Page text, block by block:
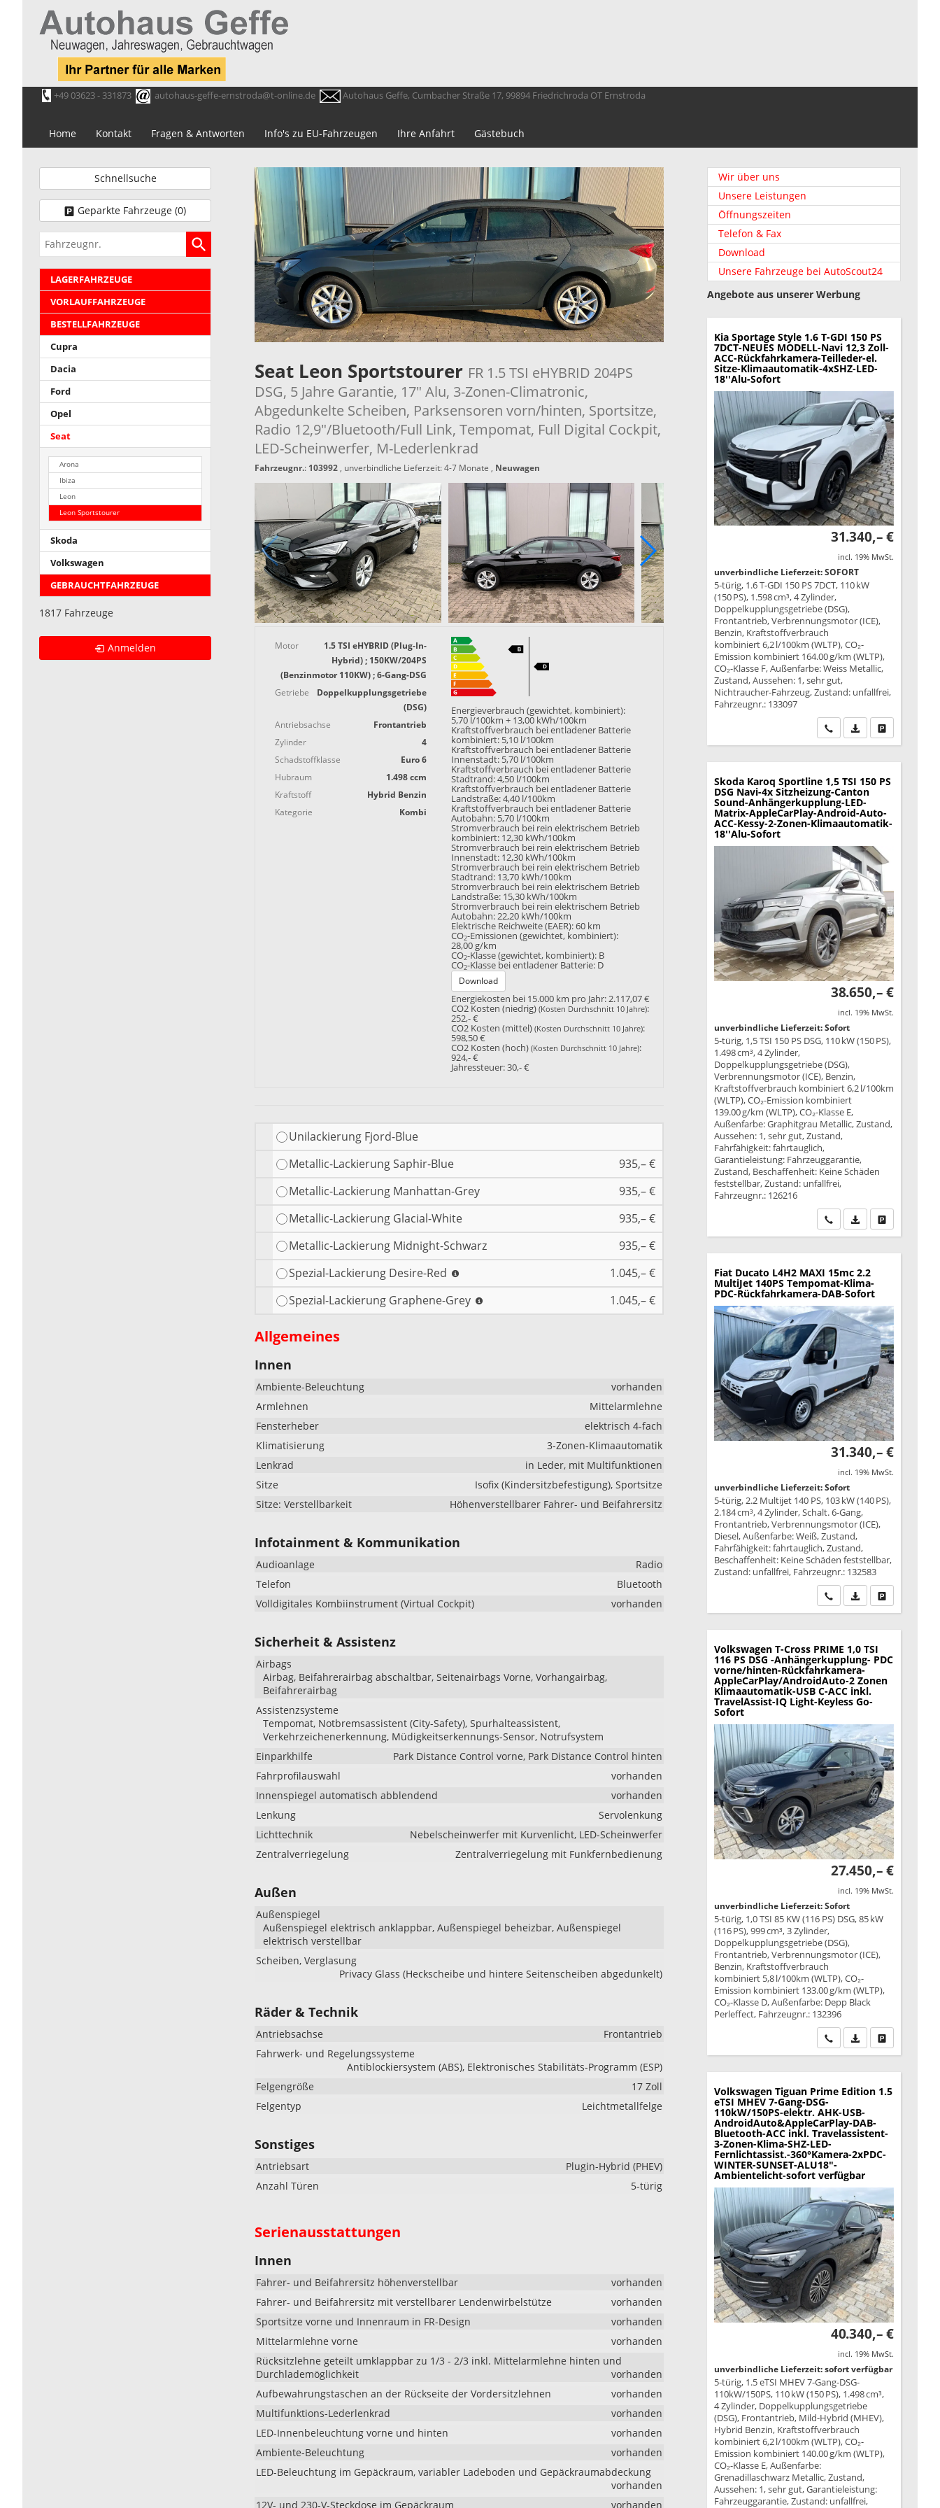
+49 03623 - 331873 autohaus-geffe-ernstroda@t-online.de Autohaus Geffe, Cumbacher Straße 17, 99894 Friedrichroda OT Ernstroda
Home Kontakt Fragen & Antworten Info's zu EU-Fahrzeugen Ihre Anfahrt Gästebuch
Seat Leon Sportstourer FR 1.5 TSI eHYBRID 204PS
DSG, 5 Jahre Garantie, 17" Alu, 3-Zonen-Climatronic,
Abgedunkelte Scheiben, Parksensoren vorn/hinten, Sportsitze,
Radio 12,9"/Bluetooth/Full Link, Tempomat, Full Digital Cockpit,
LED-Scheinwerfer, M-Lederlenkrad
Fahrzeugnr.: 103992, unverbindliche Lieferzeit: 4-7 Monate , Neuwagen
Motor
1.5 TSI eHYBRID (Plug-In-
Hybrid) ; 150KW/204PS
(Benzinmotor 110KW) ; 6-Gang-DSG
Getriebe
Doppelkupplungsgetriebe
(DSG)
Antriebsachse
Frontantrieb
Zylinder
4
Schadstoffklasse
Euro 6
Hubraum
1.498 ccm
Kraftstoff
Hybrid Benzin
Kategorie
Kombi
Energieverbrauch (gewichtet, kombiniert):
5,70 l/100km + 13,00 kWh/100km
Kraftstoffverbrauch bei entladener Batterie
kombiniert: 5,10 l/100km
Kraftstoffverbrauch bei entladener Batterie
Innenstadt: 5,70 l/100km
Kraftstoffverbrauch bei entladener Batterie
Stadtrand: 4,50 l/100km
Kraftstoffverbrauch bei entladener Batterie
Landstraße: 4,40 l/100km
Kraftstoffverbrauch bei entladener Batterie
Autobahn: 5,70 l/100km
Stromverbrauch bei rein elektrischem Betrieb
kombiniert: 12,30 kWh/100km
Stromverbrauch bei rein elektrischem Betrieb
Innenstadt: 12,30 kWh/100km
Stromverbrauch bei rein elektrischem Betrieb
Stadtrand: 13,70 kWh/100km
Stromverbrauch bei rein elektrischem Betrieb
Landstraße: 15,30 kWh/100km
Stromverbrauch bei rein elektrischem Betrieb
Autobahn: 22,20 kWh/100km
Elektrische Reichweite (EAER): 60 km
CO2-Emissionen (gewichtet, kombiniert):
28,00 g/km
CO2-Klasse (gewichtet, kombiniert): B
CO2-Klasse bei entladener Batterie: D
Download
Energiekosten bei 15.000 km pro Jahr: 2.117,07 €
CO2 Kosten (niedrig)(Kosten Durchschnitt 10 Jahre):
252,- €
CO2 Kosten (mittel)(Kosten Durchschnitt 10 Jahre):
598,50 €
CO2 Kosten (hoch)(Kosten Durchschnitt 10 Jahre):
924,- €
Jahressteuer: 30,- €
Unilackierung Fjord-Blue
Metallic-Lackierung Saphir-Blue
935,– €
Metallic-Lackierung Manhattan-Grey
935,– €
Metallic-Lackierung Glacial-White
935,– €
Metallic-Lackierung Midnight-Schwarz
935,– €
Spezial-Lackierung Desire-Red
1.045,– €
Spezial-Lackierung Graphene-Grey
1.045,– €
Allgemeines
Innen
Ambiente-Beleuchtung
vorhanden
Armlehnen
Mittelarmlehne
Fensterheber
elektrisch 4-fach
Klimatisierung
3-Zonen-Klimaautomatik
Lenkrad
in Leder, mit Multifunktionen
Sitze
Isofix (Kindersitzbefestigung), Sportsitze
Sitze: Verstellbarkeit
Höhenverstellbarer Fahrer- und Beifahrersitz
Infotainment & Kommunikation
Audioanlage
Radio
Telefon
Bluetooth
Volldigitales Kombiinstrument (Virtual Cockpit)
vorhanden
Sicherheit & Assistenz
Airbags
Airbag, Beifahrerairbag abschaltbar, Seitenairbags Vorne, Vorhangairbag,
Beifahrerairbag
Assistenzsysteme
Tempomat, Notbremsassistent (City-Safety), Spurhalteassistent,
Verkehrzeichenerkennung, Müdigkeitserkennungs-Sensor, Notrufsystem
Einparkhilfe
Park Distance Control vorne, Park Distance Control hinten
Fahrprofilauswahl
vorhanden
Innenspiegel automatisch abblendend
vorhanden
Lenkung
Servolenkung
Lichttechnik
Nebelscheinwerfer mit Kurvenlicht, LED-Scheinwerfer
Zentralverriegelung
Zentralverriegelung mit Funkfernbedienung
Außen
Außenspiegel
Außenspiegel elektrisch anklappbar, Außenspiegel beheizbar, Außenspiegel
elektrisch verstellbar
Scheiben, Verglasung
Privacy Glass (Heckscheibe und hintere Seitenscheiben abgedunkelt)
Räder & Technik
Antriebsachse
Frontantrieb
Fahrwerk- und Regelungssysteme
Antiblockiersystem (ABS), Elektronisches Stabilitäts-Programm (ESP)
Felgengröße
17 Zoll
Felgentyp
Leichtmetallfelge
Sonstiges
Antriebsart
Plugin-Hybrid (PHEV)
Anzahl Türen
5-türig
Serienausstattungen
Innen
Fahrer- und Beifahrersitz höhenverstellbar
vorhanden
Fahrer- und Beifahrersitz mit verstellbarer Lendenwirbelstütze
vorhanden
Sportsitze vorne und Innenraum in FR-Design
vorhanden
Mittelarmlehne vorne
vorhanden
Rücksitzlehne geteilt umklappbar zu 1/3 - 2/3 inkl. Mittelarmlehne hinten und
Durchlademöglichkeit
vorhanden
Aufbewahrungstaschen an der Rückseite der Vordersitzlehnen
vorhanden
Multifunktions-Lederlenkrad
vorhanden
LED-Innenbeleuchtung vorne und hinten
vorhanden
Ambiente-Beleuchtung
vorhanden
LED-Beleuchtung im Gepäckraum, variabler Ladeboden und Gepäckraumabdeckung
vorhanden
12V- und 230-V-Steckdose im Gepäckraum
vorhanden
Schnellsuche
Geparkte Fahrzeuge (0)
Fahrzeugnr.
LAGERFAHRZEUGE
VORLAUFFAHRZEUGE
BESTELLFAHRZEUGE
Cupra
Dacia
Ford
Opel
Seat
Arona
Ibiza
Leon
Leon Sportstourer
Skoda
Volkswagen
GEBRAUCHTFAHRZEUGE
1817 Fahrzeuge
Anmelden
Wir über uns
Unsere Leistungen
Öffnungszeiten
Telefon & Fax
Download
Unsere Fahrzeuge bei AutoScout24
Angebote aus unserer Werbung
Kia Sportage Style 1.6 T-GDI 150 PS
7DCT-NEUES MODELL-Navi 12,3 Zoll-
ACC-Rückfahrkamera-Teilleder-el.
Sitze-Klimaautomatik-4xSHZ-LED-
18''Alu-Sofort
31.340,– €
incl. 19% MwSt.
unverbindliche Lieferzeit: SOFORT
5-türig, 1.6 T-GDI 150 PS 7DCT, 110 kW
(150 PS), 1.598 cm³, 4 Zylinder,
Doppelkupplungsgetriebe (DSG),
Frontantrieb, Verbrennungsmotor (ICE),
Benzin, Kraftstoffverbrauch
kombiniert 6,2 l/100km (WLTP), CO₂-
Emission kombiniert 164.00 g/km (WLTP),
CO₂-Klasse F, Außenfarbe: Weiss Metallic,
Zustand, Aussehen: 1, sehr gut,
Nichtraucher-Fahrzeug, Zustand: unfallfrei,
Fahrzeugnr.: 133097
Wir rufen Sie an
PDF-Datei,Drucken,
Skoda Karoq Sportline 1,5 TSI 150 PS
DSG Navi-4x Sitzheizung-Canton
Sound-Anhängerkupplung-LED-
Matrix-AppleCarPlay-Android-Auto-
ACC-Kessy-2-Zonen-Klimaautomatik-
18''Alu-Sofort
38.650,– €
incl. 19% MwSt.
unverbindliche Lieferzeit: Sofort
5-türig, 1,5 TSI 150 PS DSG, 110 kW (150 PS),
1.498 cm³, 4 Zylinder,
Doppelkupplungsgetriebe (DSG),
Verbrennungsmotor (ICE), Benzin,
Kraftstoffverbrauch kombiniert 6,2 l/100km
(WLTP), CO₂-Emission kombiniert
139.00 g/km (WLTP), CO₂-Klasse E,
Außenfarbe: Graphitgrau Metallic, Zustand,
Aussehen: 1, sehr gut, Zustand,
Fahrfähigkeit: fahrtauglich,
Garantieleistung: Fahrzeuggarantie,
Zustand, Beschaffenheit: Keine Schäden
feststellbar, Zustand: unfallfrei,
Fahrzeugnr.: 126216
Wir rufen Sie an
PDF-Datei,Drucken,
Fiat Ducato L4H2 MAXI 15mc 2.2
MultiJet 140PS Tempomat-Klima-
PDC-Rückfahrkamera-DAB-Sofort
31.340,– €
incl. 19% MwSt.
unverbindliche Lieferzeit: Sofort
5-türig, 2.2 Multijet 140 PS, 103 kW (140 PS),
2.184 cm³, 4 Zylinder, Schalt. 6-Gang,
Frontantrieb, Verbrennungsmotor (ICE),
Diesel, Außenfarbe: Weiß, Zustand,
Fahrfähigkeit: fahrtauglich, Zustand,
Beschaffenheit: Keine Schäden feststellbar,
Zustand: unfallfrei, Fahrzeugnr.: 132583
Wir rufen Sie an
PDF-Datei,Drucken,
Volkswagen T-Cross PRIME 1,0 TSI
116 PS DSG -Anhängerkupplung- PDC
vorne/hinten-Rückfahrkamera-
AppleCarPlay/AndroidAuto-2 Zonen
Klimaautomatik-USB C-ACC inkl.
TravelAssist-IQ Light-Keyless Go-
Sofort
27.450,– €
incl. 19% MwSt.
unverbindliche Lieferzeit: Sofort
5-türig, 1,0 TSI 85 KW (116 PS) DSG, 85 kW
(116 PS), 999 cm³, 3 Zylinder,
Doppelkupplungsgetriebe (DSG),
Frontantrieb, Verbrennungsmotor (ICE),
Benzin, Kraftstoffverbrauch
kombiniert 5,8 l/100km (WLTP), CO₂-
Emission kombiniert 133.00 g/km (WLTP),
CO₂-Klasse D, Außenfarbe: Depp Black
Perleffect, Fahrzeugnr.: 132396
Wir rufen Sie an
PDF-Datei,Drucken,
Volkswagen Tiguan Prime Edition 1.5
eTSI MHEV 7-Gang-DSG-
110kW/150PS-elektr. AHK-USB-
AndroidAuto&AppleCarPlay-DAB-
Bluetooth-ACC inkl. Travelassistent-
3-Zonen-Klima-SHZ-LED-
Fernlichtassist.-360°Kamera-2xPDC-
WINTER-SUNSET-ALU18"-
Ambientelicht-sofort verfügbar
40.340,– €
incl. 19% MwSt.
unverbindliche Lieferzeit: sofort verfügbar
5-türig, 1.5 eTSI MHEV 7-Gang-DSG-
110kW/150PS, 110 kW (150 PS), 1.498 cm³,
4 Zylinder, Doppelkupplungsgetriebe
(DSG), Frontantrieb, Mild-Hybrid (MHEV),
Hybrid Benzin, Kraftstoffverbrauch
kombiniert 6,2 l/100km (WLTP), CO₂-
Emission kombiniert 140.00 g/km (WLTP),
CO₂-Klasse E, Außenfarbe:
Grenadillaschwarz Metallic, Zustand,
Aussehen: 1, sehr gut, Garantieleistung:
Fahrzeuggarantie, Zustand: unfallfrei,